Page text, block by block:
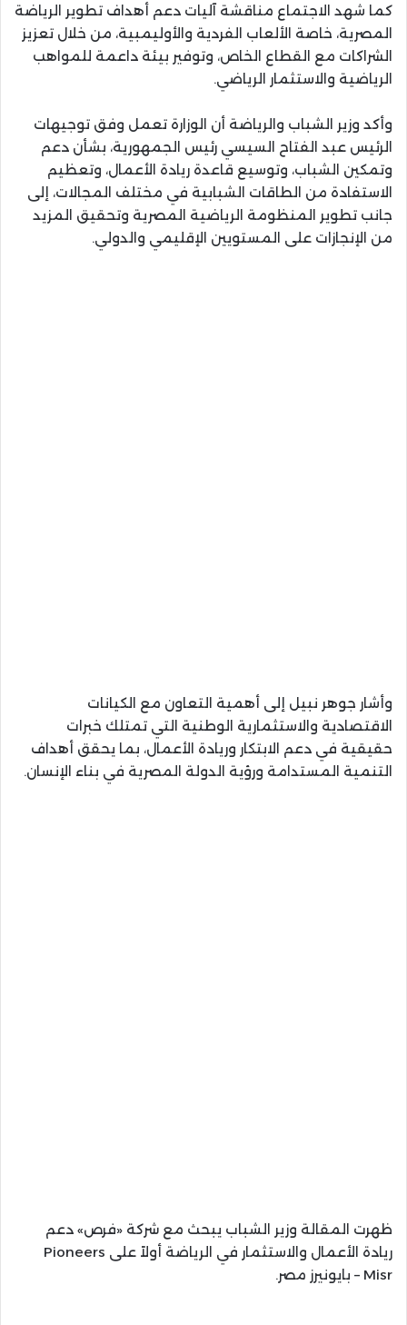
كما شهد الاجتماع مناقشة آليات دعم أهداف تطوير الرياضة
المصرية، خاصة الألعاب الفردية والأوليمبية، من خلال تعزيز
الشراكات مع القطاع الخاص، وتوفير بيئة داعمة للمواهب
الرياضية والاستثمار الرياضي.
وأكد وزير الشباب والرياضة أن الوزارة تعمل وفق توجيهات
الرئيس عبد الفتاح السيسي رئيس الجمهورية، بشأن دعم
وتمكين الشباب، وتوسيع قاعدة ريادة الأعمال، وتعظيم
الاستفادة من الطاقات الشبابية في مختلف المجالات، إلى
جانب تطوير المنظومة الرياضية المصرية وتحقيق المزيد
من الإنجازات على المستويين الإقليمي والدولي.
وأشار جوهر نبيل إلى أهمية التعاون مع الكيانات
الاقتصادية والاستثمارية الوطنية التي تمتلك خبرات
حقيقية في دعم الابتكار وريادة الأعمال، بما يحقق أهداف
التنمية المستدامة ورؤية الدولة المصرية في بناء الإنسان.
ظهرت المقالة وزير الشباب يبحث مع شركة «فرص» دعم
ريادة الأعمال والاستثمار في الرياضة أولاً على Pioneers
Misr – بايونيرز مصر.